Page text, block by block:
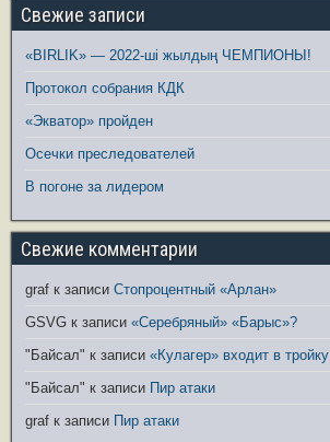
Свежие записи
«BIRLIK» — 2022-ші жылдың ЧЕМПИОНЫ!
Протокол собрания КДК
«Экватор» пройден
Осечки преследователей
В погоне за лидером
Свежие комментарии
graf к записи Стопроцентный «Арлан»
GSVG к записи «Серебряный» «Барыс»?
"Байсал" к записи «Кулагер» входит в тройку
"Байсал" к записи Пир атаки
graf к записи Пир атаки